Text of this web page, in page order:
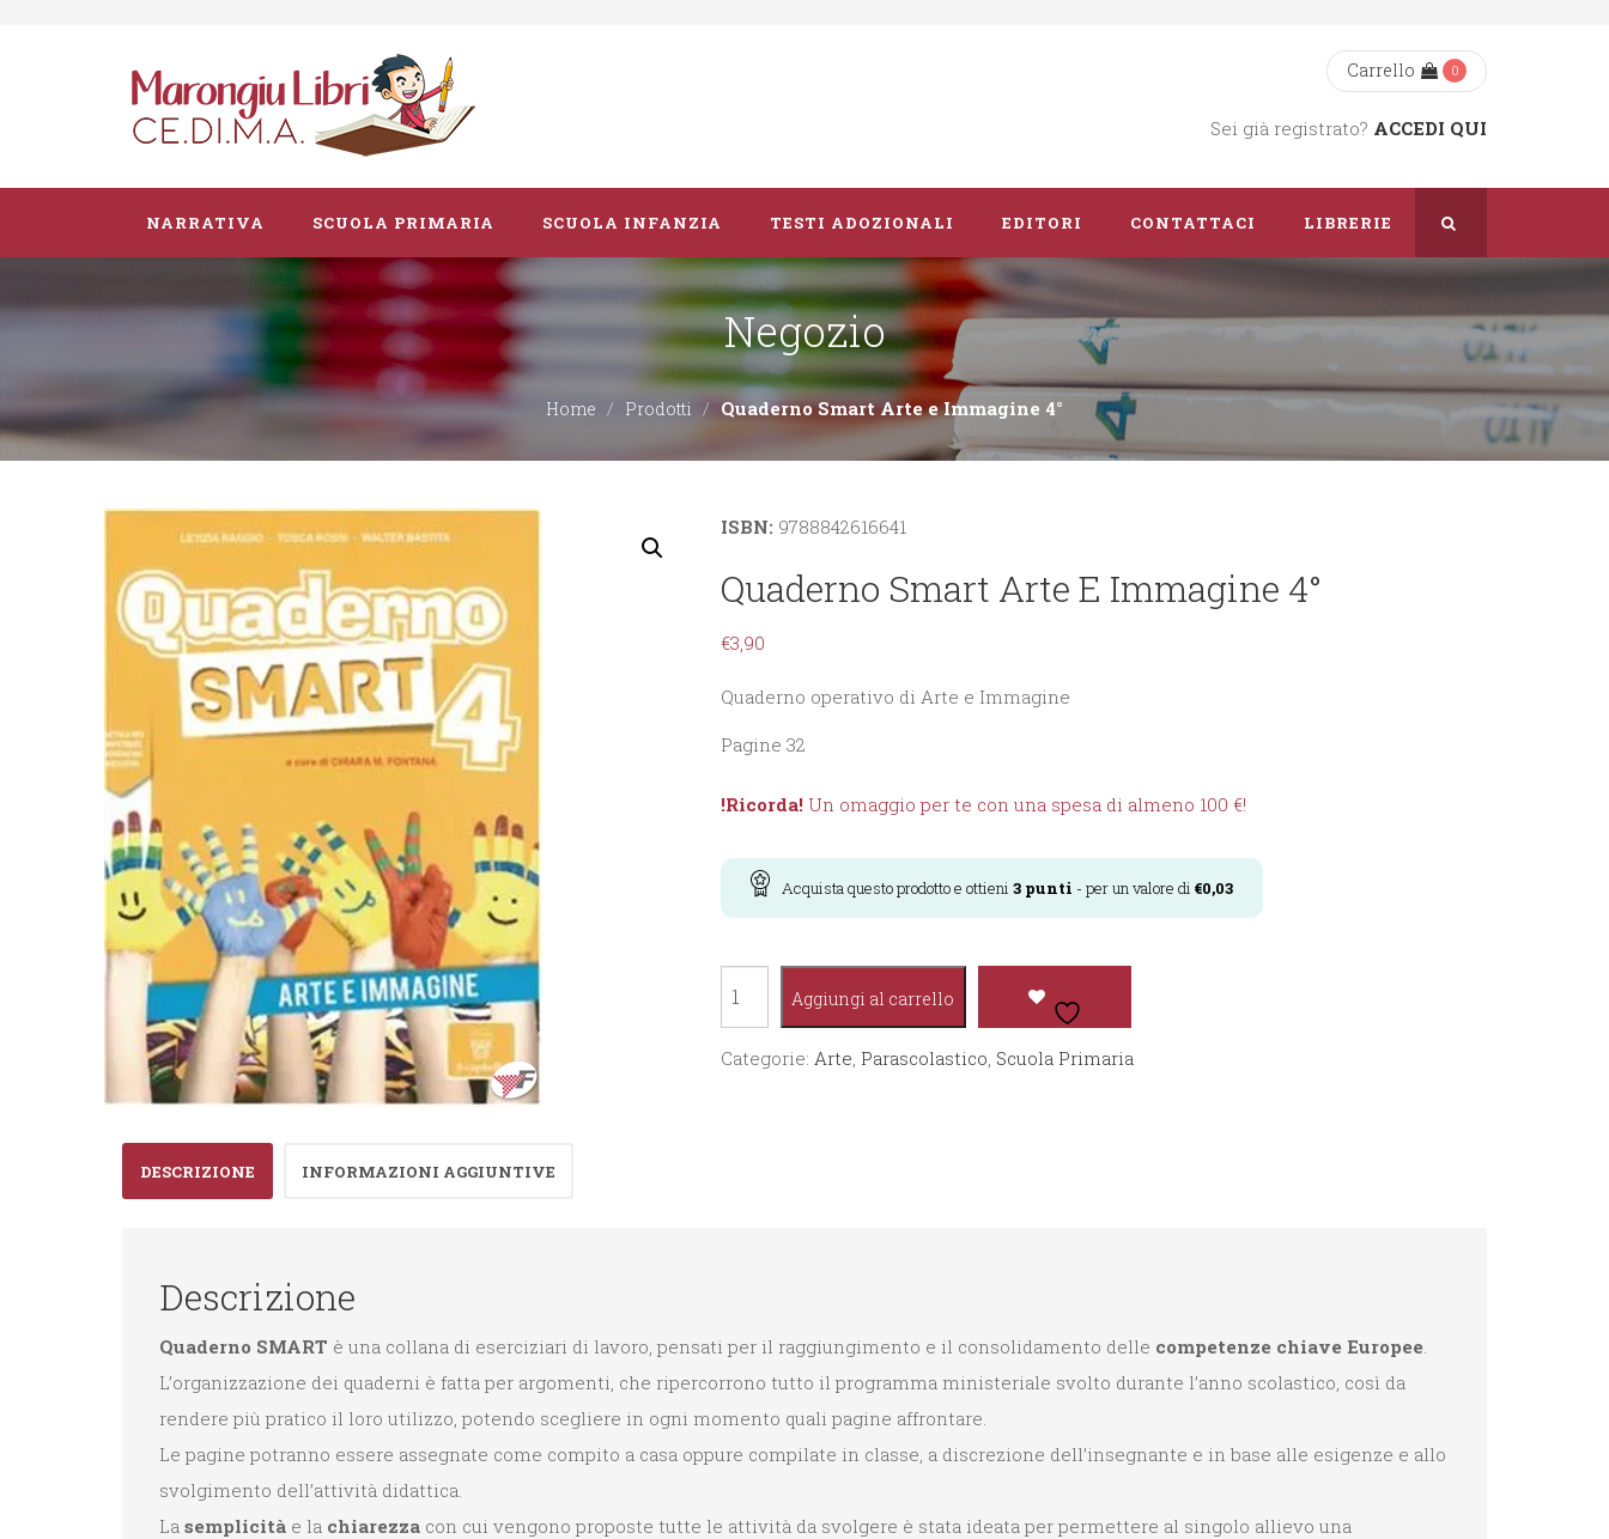
Carrello 0
Sei già registrato? ACCEDI QUI
NARRATIVA SCUOLA PRIMARIA
Parascolastico
Vacanze
Guide didattiche
SCUOLA INFANZIA TESTI ADOZIONALI EDITORI CONTATTACI
Dove Siamo
LIBRERIE
Negozio
Home Prodotti Quaderno Smart Arte e Immagine 4°
ISBN: 9788842616641
Quaderno Smart Arte E Immagine 4°
€3,90
Quaderno operativo di Arte e Immagine
Pagine 32
!Ricorda!Un omaggio per te con una spesa di almeno 100 €!
Acquista questo prodotto e ottieni 3punti - per un valore di €0,03
Arte
Aggiungi al carrello
Categorie: Arte, Parascolastico, Scuola Primaria
DESCRIZIONE INFORMAZIONI AGGIUNTIVE
Descrizione
Quaderno SMART è una collana di eserciziari di lavoro, pensati per il raggiungimento e il consolidamento delle competenze chiave Europee
L’organizzazione dei quaderni è fatta per argomenti, che ripercorrono tutto il programma ministeriale svolto durante l’anno scolastico, così da
rendere più pratico il loro utilizzo, potendo scegliere in ogni momento quali pagine affrontare.
Le pagine potranno essere assegnate come compito a casa oppure compilate in classe, a discrezione dell’insegnante e in base alle esigenze e allo
svolgimento dell’attività didattica.
La semplicità e la chiarezza con cui vengono proposte tutte le attività da svolgere è stata ideata per permettere al singolo allievo una